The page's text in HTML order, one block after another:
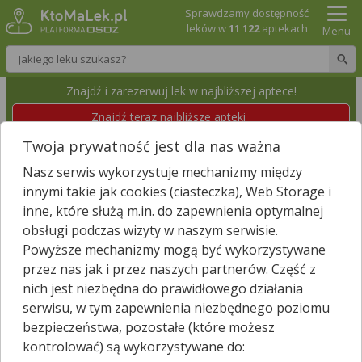
Wpisz nazwę leku
Sprawdzamy dostępność
leków w11 122aptekach Menu
Znajdź i zarezerwuj lek w najbliższej aptece!
Znajdź teraz najbliższe apteki
APTEKI SŁONECZNE DOROTA SKUZA BEATA
WIECZOREK SPÓŁKA JAWNA
Zwoleń, Plac Kochanowskiego 13 Wyświetl numer
Id apteki: 858 343 Dzisiaj czynna08:00 – 18:00
Znajdź leki w okolicy i zarezerwuj
Godziny otwarcia
Twoja prywatność jest dla nas ważna
Nasz serwis wykorzystuje mechanizmy między
innymi takie jak cookies (ciasteczka), Web Storage i
inne, które służą m.in. do zapewnienia optymalnej
obsługi podczas wizyty w naszym serwisie.
Powyższe mechanizmy mogą być wykorzystywane
przez nas jak i przez naszych partnerów. Część z
nich jest niezbędna do prawidłowego działania
serwisu, w tym zapewnienia niezbędnego poziomu
bezpieczeństwa, pozostałe (które możesz
kontrolować) są wykorzystywane do: